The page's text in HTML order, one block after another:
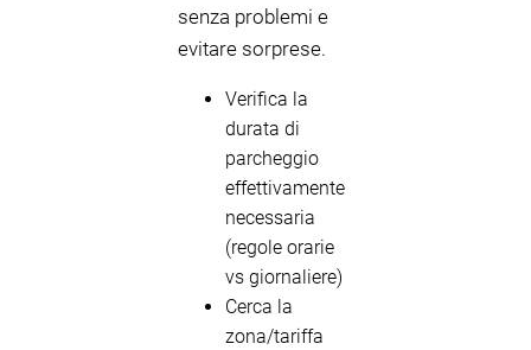
senza problemi e
evitare sorprese.
Verifica la
durata di
parcheggio
effettivamente
necessaria
(regole orarie
vs giornaliere)
Cerca la
zona/tariffa